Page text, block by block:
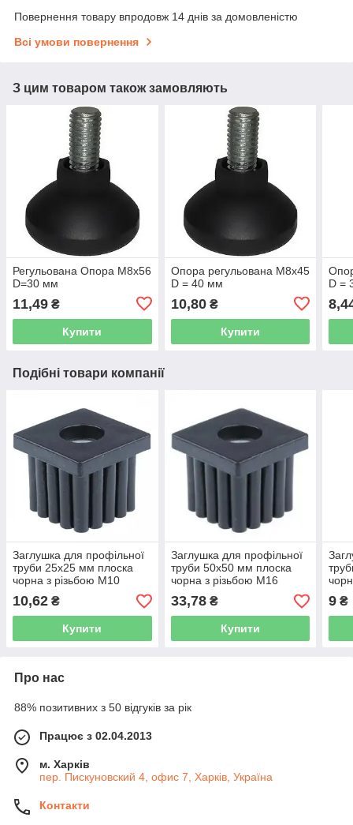
Повернення товару впродовж 14 днів за домовленістю
Всі умови повернення
З цим товаром також замовляють
Регульована Опора М8х56
D=30 мм
11,49 ₴
Купити
Опора регульована М8х45
D = 40 мм
10,80₴
Купити
D =
Подібні товари компанії
Заглушка для профільної
труби 25х25 мм плоска
чорна з різьбою М10
10,62 ₴
Купити
Заглушка для профільної
труби 50х50 мм плоска
чорна з різьбою М16
33,78₴
Купити
9 ₴
Про нас
88% позитивних з 50 відгуків за рік
Працює з 02.04.2013
м. Харків
пер. Пискуновский 4, офис 7, Харків, Україна
Контакти